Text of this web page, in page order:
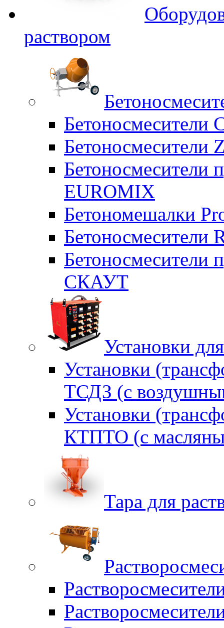
раствором
Бетоносмесители
Бетоносмесители
Бетоносмесители
EUROMIX
Бетономешалки
Бетоносмесители
Бетоносмесители
СКАУТ
Установки
Установки
ТСДЗ (c
Установки
КТПТО (c
Тара для